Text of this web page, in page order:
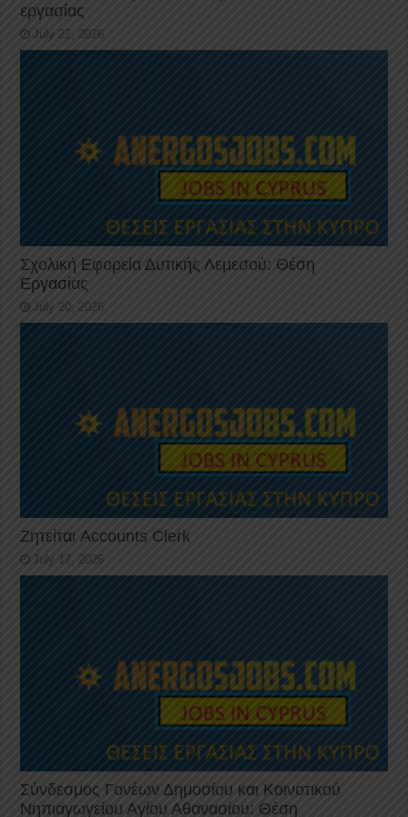
εργασίας
July 22, 2026
Σχολική Εφορεία Δυτικής Λεμεσού: Θέση
Εργασίας
July 20, 2026
Ζητείται Accounts Clerk
July 17, 2026
Σύνδεσμος Γονέων Δημοσίου και Κοινοτικού
Νηπιαγωγείου Αγίου Αθανασίου: Θέση